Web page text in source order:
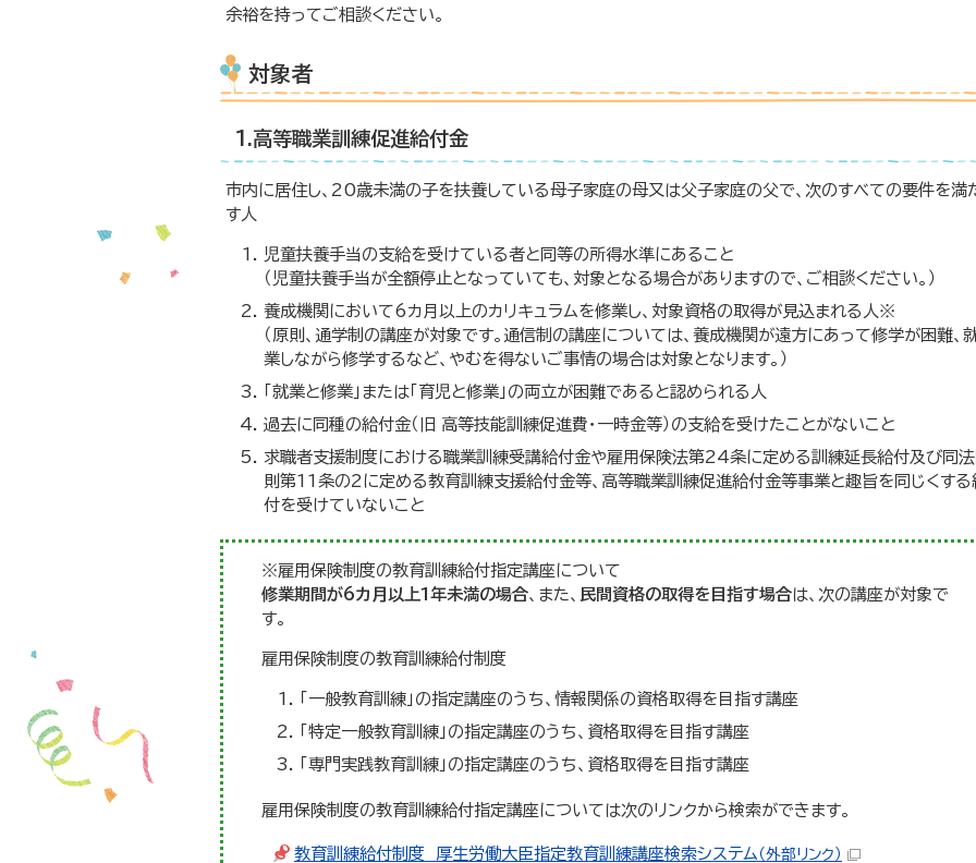
余裕を持ってご相談ください。
対象者
1.高等職業訓練促進給付金
市内に居住し、20歳未満の子を扶養している母子家庭の母又は父子家庭の父で、次のすべての要件を満
す人
児童扶養手当の支給を受けている者と同等の所得水準にあること
（児童扶養手当が全額停止となっていても、対象となる場合がありますので、ご相談ください。）
養成機関において6カ月以上のカリキュラムを修業し、対象資格の取得が見込まれる人※
（原則、通学制の講座が対象です。通信制の講座については、養成機関が遠方にあって修学が困難、
業しながら修学するなど、やむを得ないご事情の場合は対象となります。）
「就業と修業」または「育児と修業」の両立が困難であると認められる人
過去に同種の給付金（旧 高等技能訓練促進費・一時金等）の支給を受けたことがないこと
求職者支援制度における職業訓練受講給付金や雇用保険法第24条に定める訓練延長給付及び同
則第11条の2に定める教育訓練支援給付金等、高等職業訓練促進給付金等事業と趣旨を同じくする
付を受けていないこと
※雇用保険制度の教育訓練給付指定講座について
修業期間が6カ月以上1年未満の場合、また、 民間資格の取得を目指す場合は、次の講座が対象で
す。
雇用保険制度の教育訓練給付制度
「一般教育訓練」の指定講座のうち、情報関係の資格取得を目指す講座
「特定一般教育訓練」の指定講座のうち、資格取得を目指す講座
「専門実践教育訓練」の指定講座のうち、資格取得を目指す講座
雇用保険制度の教育訓練給付指定講座については次のリンクから検索ができます。
教育訓練給付制度 厚生労働大臣指定教育訓練講座検索システム （外部リンク）